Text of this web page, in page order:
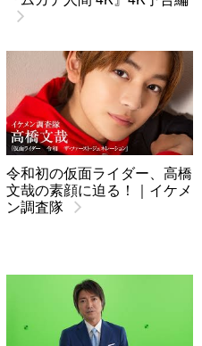
令和初の仮面ライダー、高橋
文哉の素顔に迫る！｜イケメ
ン調査隊